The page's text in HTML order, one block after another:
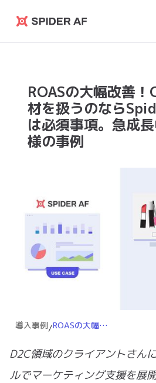
Spider
ROASの大幅改善！
材を扱うのなら
は必須事項。急成
様の事例
導入事例/ ROASの大幅改善！CPCが高い商材を扱うのならSpider AF導入は必須事項。急成長中の代理店様の事例
D2C領域のクライアントさん
ルでマーケティング支援を展